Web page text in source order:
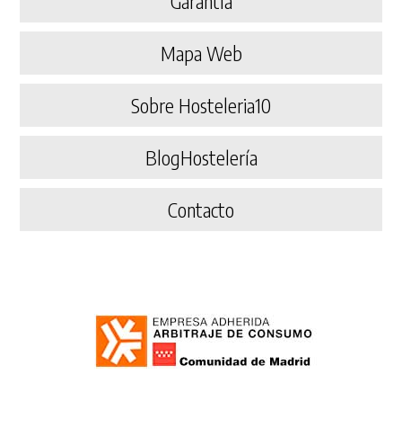
Mapa Web
Sobre Hosteleria10
BlogHostelería
Contacto